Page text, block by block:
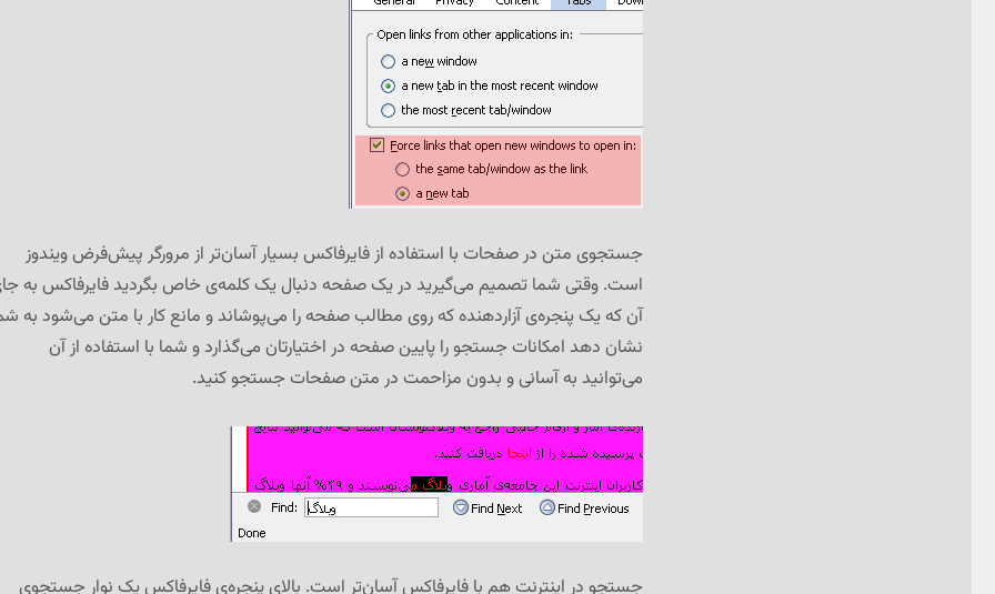
جستجوی متن در صفحات با استفاده از فایرفاکس بسیار آسان‌تر از مرورگر پیش‌فرض ویندوز
است. وقتی شما تصمیم می‌گیرید در یک صفحه دنبال یک کلمه‌ی خاص بگردید فایرفاکس به
آن که یک پنجره‌ی آزاردهنده که روی مطالب صفحه را می‌پوشاند و مانع کار با متن می‌شود به
نشان دهد امکانات جستجو را پایین صفحه در اختیارتان می‌گذارد و شما با استفاده از آن
می‌توانید به آسانی و بدون مزاحمت در متن صفحات جستجو کنید.
جستجو در اینترنت هم با فایرفاکس آسان‌تر است. بالای پنجره‌ی فایرفاکس یک نوار جستجوی